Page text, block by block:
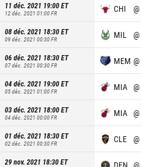
11 déc. 2021 19:00ET
12 déc. 2021 01:00FR CHI @
08 déc. 2021 18:30ET
09 déc. 2021 00:30FR MIL @
06 déc. 2021 18:30ET
07 déc. 2021 00:30FR MEM @
04 déc. 2021 19:00ET
05 déc. 2021 01:00FR MIA @
03 déc. 2021 18:00ET
04 déc. 2021 00:00FR MIA @
01 déc. 2021 18:30ET
02 déc. 2021 00:30FR CLE @
29 nov. 2021 18:30ET DEN @